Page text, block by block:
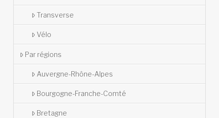
Transverse
Vélo
Par régions
Auvergne-Rhône-Alpes
Bourgogne-Franche-Comté
Bretagne